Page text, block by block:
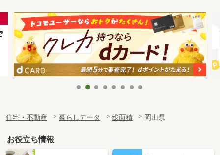
住宅・不動産 暮らしデータ 総面積 岡山県
お役立ち情報